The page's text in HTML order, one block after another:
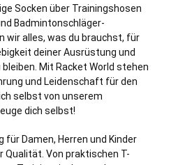
Socken über Trainingshosen
Badmintonschläger-
wir alles, was du brauchst, für
deiner Ausrüstung und
Mit Racket World stehen
und Leidenschaft für den
selbst von unserem
dich selbst!
für Damen, Herren und Kinder
Qualität. Von praktischen T-